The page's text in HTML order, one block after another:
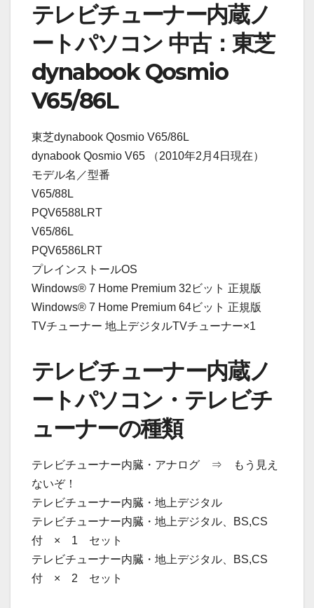
テレビチューナー内蔵ノ
ートパソコン 中古：東芝
dynabook Qosmio
V65/86L
東芝dynabook Qosmio V65/86L
dynabook Qosmio V65 （2010年2月4日現在）
モデル名／型番
V65/88L
PQV6588LRT
V65/86L
PQV6586LRT
プレインストールOS
Windows® 7 Home Premium 32ビット 正規版
Windows® 7 Home Premium 64ビット 正規版
TVチューナー 地上デジタルTVチューナー×1
テレビチューナー内蔵ノ
ートパソコン・テレビチ
ューナーの種類
テレビチューナー内臓・アナログ ⇒ もう見え
ないぞ！
テレビチューナー内臓・地上デジタル
テレビチューナー内臓・地上デジタル、BS,CS
付 × 1 セット
テレビチューナー内臓・地上デジタル、BS,CS
付 × 2 セット